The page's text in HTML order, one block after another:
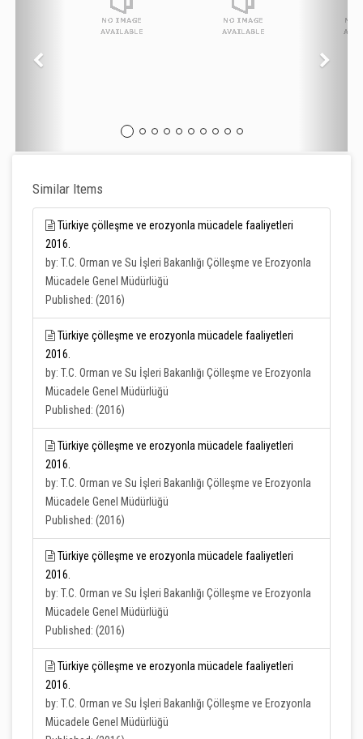
Similar Items
Türkiye çölleşme ve erozyonla mücadele faaliyetleri
2016.
by: T.C. Orman ve Su İşleri Bakanlığı Çölleşme ve Erozyonla
Mücadele Genel Müdürlüğü
Published: (2016)
Türkiye çölleşme ve erozyonla mücadele faaliyetleri
2016.
by: T.C. Orman ve Su İşleri Bakanlığı Çölleşme ve Erozyonla
Mücadele Genel Müdürlüğü
Published: (2016)
Türkiye çölleşme ve erozyonla mücadele faaliyetleri
2016.
by: T.C. Orman ve Su İşleri Bakanlığı Çölleşme ve Erozyonla
Mücadele Genel Müdürlüğü
Published: (2016)
Türkiye çölleşme ve erozyonla mücadele faaliyetleri
2016.
by: T.C. Orman ve Su İşleri Bakanlığı Çölleşme ve Erozyonla
Mücadele Genel Müdürlüğü
Published: (2016)
Türkiye çölleşme ve erozyonla mücadele faaliyetleri
2016.
by: T.C. Orman ve Su İşleri Bakanlığı Çölleşme ve Erozyonla
Mücadele Genel Müdürlüğü